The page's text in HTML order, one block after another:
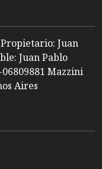
Juan
Juan Pablo
Mazzini
Aires